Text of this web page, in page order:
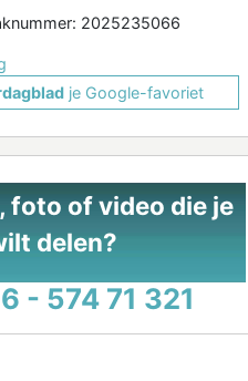
2025235066
je Google-favoriet
foto of video die je
delen?
- 574 71 321